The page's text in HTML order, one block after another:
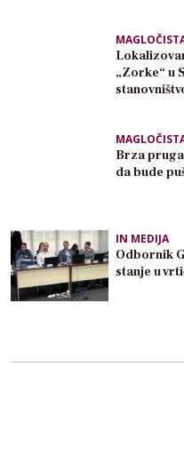
„Zorke“ u
Brza
da bude
IN MEDIJA
Odbornik
stanje u